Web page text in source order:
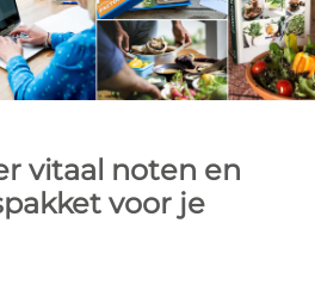
vitaal noten en
voor je